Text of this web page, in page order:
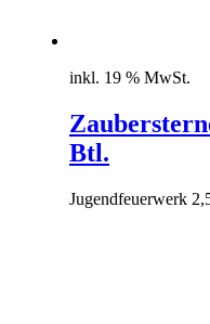
inkl. 19 % MwSt.
Btl.
Jugendfeuerwerk